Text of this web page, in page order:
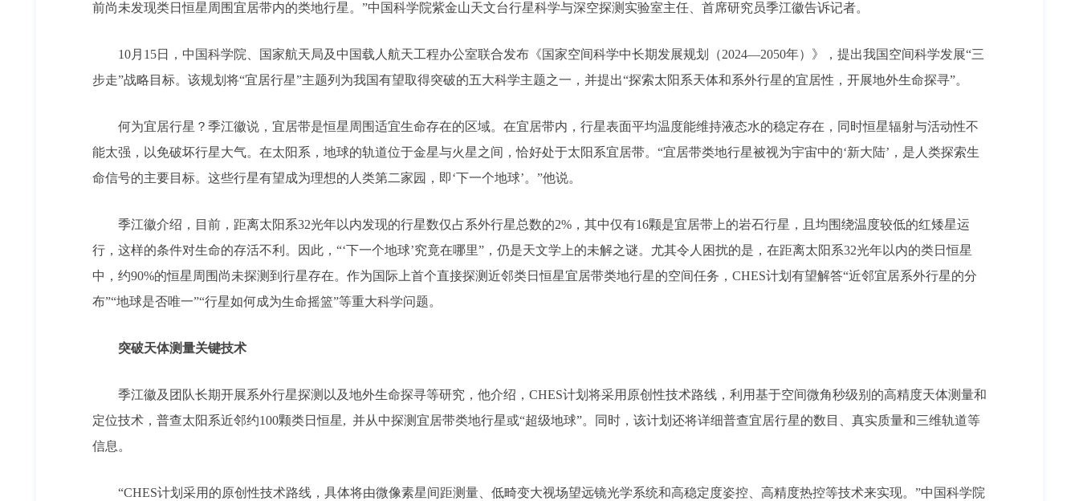
前尚未发现类日恒星周围宜居带内的类地行星。”中国科学院紫金山天文台行星科学与深空探测实验室主任、首席研究员季江徽告诉记者。
10月15日，中国科学院、国家航天局及中国载人航天工程办公室联合发布《国家空间科学中长期发展规划（2024—2050年）》，提出我国空间科学发展“三
步走”战略目标。该规划将“宜居行星”主题列为我国有望取得突破的五大科学主题之一，并提出“探索太阳系天体和系外行星的宜居性，开展地外生命探寻”。
何为宜居行星？季江徽说，宜居带是恒星周围适宜生命存在的区域。在宜居带内，行星表面平均温度能维持液态水的稳定存在，同时恒星辐射与活动性不
能太强，以免破坏行星大气。在太阳系，地球的轨道位于金星与火星之间，恰好处于太阳系宜居带。“宜居带类地行星被视为宇宙中的‘新大陆’，是人类探索生
命信号的主要目标。这些行星有望成为理想的人类第二家园，即‘下一个地球’。”他说。
季江徽介绍，目前，距离太阳系32光年以内发现的行星数仅占系外行星总数的2%，其中仅有16颗是宜居带上的岩石行星，且均围绕温度较低的红矮星运
行，这样的条件对生命的存活不利。因此，“‘下一个地球’究竟在哪里”，仍是天文学上的未解之谜。尤其令人困扰的是，在距离太阳系32光年以内的类日恒星
中，约90%的恒星周围尚未探测到行星存在。作为国际上首个直接探测近邻类日恒星宜居带类地行星的空间任务，CHES计划有望解答“近邻宜居系外行星的分
布”“地球是否唯一”“行星如何成为生命摇篮”等重大科学问题。
突破天体测量关键技术
季江徽及团队长期开展系外行星探测以及地外生命探寻等研究，他介绍，CHES计划将采用原创性技术路线，利用基于空间微角秒级别的高精度天体测量和
定位技术，普查太阳系近邻约100颗类日恒星, 并从中探测宜居带类地行星或“超级地球”。同时，该计划还将详细普查宜居行星的数目、真实质量和三维轨道等
信息。
“CHES计划采用的原创性技术路线，具体将由微像素星间距测量、低畸变大视场望远镜光学系统和高稳定度姿控、高精度热控等技术来实现。”中国科学院